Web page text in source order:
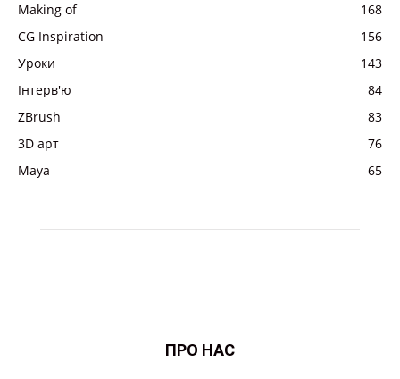
Making of
168
CG Inspiration
156
Уроки
143
Інтерв'ю
84
ZBrush
83
3D арт
76
Maya
65
ПРО НАС